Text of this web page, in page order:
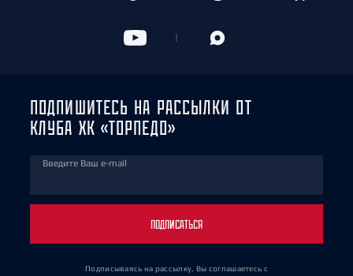
ПОДПИШИТЕСЬ НА РАССЫЛКИ ОТ
КЛУБА ХК «ТОРПЕДО»
Введите Ваш e-mail
ПОДПИСАТЬСЯ
Подписываясь на рассылку, Вы соглашаетесь с